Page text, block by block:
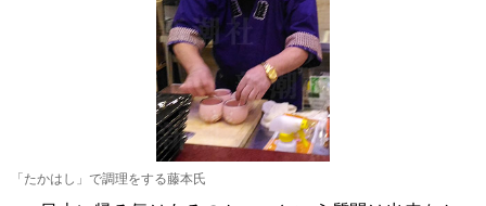
「たかはし」で調理をする藤本氏